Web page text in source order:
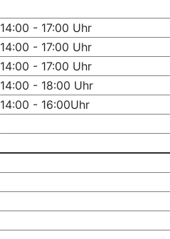
14:00 - 17:00 Uhr
14:00 - 17:00 Uhr
14:00 - 17:00 Uhr
14:00 - 18:00 Uhr
14:00 - 16:00Uhr